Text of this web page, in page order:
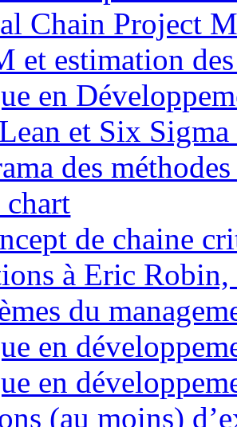
Chain Project
et estimation
en
et Six
des
chart
de chaine
à Eric
du
en
en
(au moins)